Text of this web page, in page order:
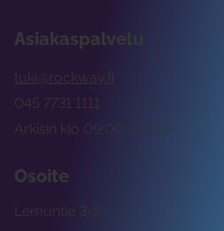
Asiakaspalvelu
tuki@rockway.fi
Arkisin klo 09:00 -15:00
045 7731 1111
Osoite
Lemuntie 3-5